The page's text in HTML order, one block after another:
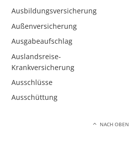
Ausbildungsversicherung
Außenversicherung
Ausgabeaufschlag
Auslandsreise-
Krankversicherung
Ausschlüsse
Ausschüttung
NACH OBEN